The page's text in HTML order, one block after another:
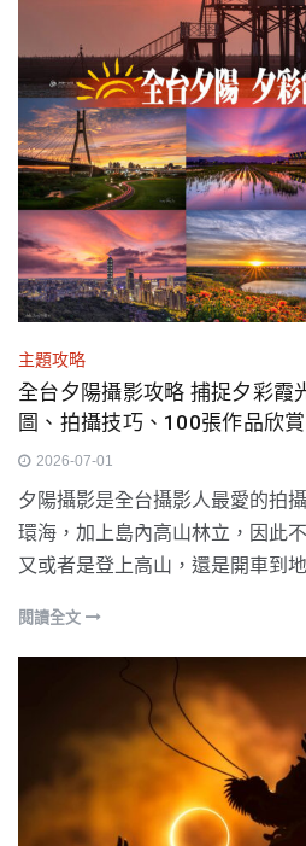
主題攻略
全台夕陽攝影攻略 捕捉夕彩霞
圖、拍攝技巧、100張作品欣賞
2026-07-01
夕陽攝影是全台攝影人最愛的拍
環海，加上島內高山林立，因此
又或者是登上高山，還是開車到
閱讀全文